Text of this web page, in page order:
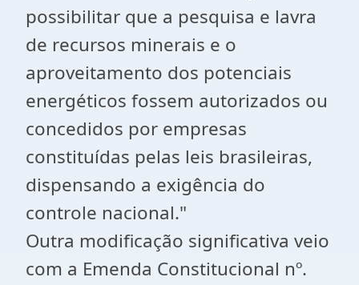
possibilitar que a pesquisa e lavra
de recursos minerais e o
aproveitamento dos potenciais
energéticos fossem autorizados ou
concedidos por empresas
constituídas pelas leis brasileiras,
dispensando a exigência do
controle nacional."
Outra modificação significativa veio
com a Emenda Constitucional nº.